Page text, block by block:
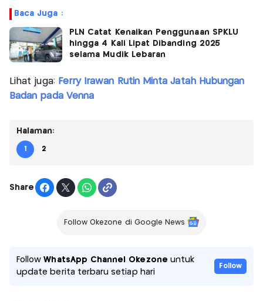
Baca Juga :
PLN Catat Kenaikan Penggunaan SPKLU
hingga 4 Kali Lipat Dibanding 2025
selama Mudik Lebaran
Lihat juga: Ferry Irawan Rutin Minta Jatah Hubungan
Badan pada Venna
Halaman:
1 2
Share
Follow Okezone di Google News
FollowWhatsApp Channel Okezone untuk
update berita terbaru setiap hari
Follow